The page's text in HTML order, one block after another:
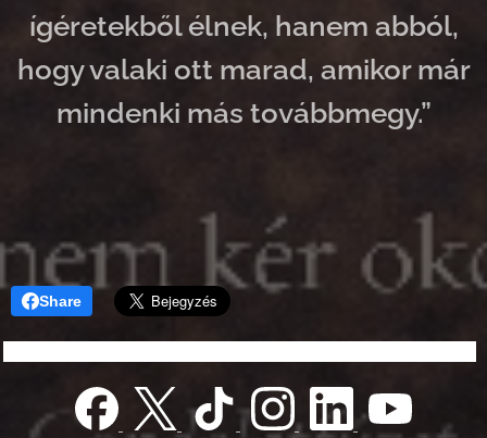
ígéretekből élnek, hanem abból,
hogy valaki ott marad, amikor már
mindenki más továbbmegy.”
Share